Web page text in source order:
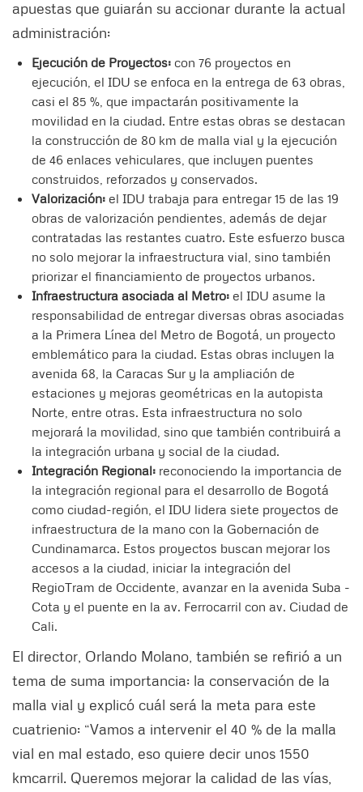
apuestas que guiarán su accionar durante la actual
administración:
Ejecución de Proyectos: con 76 proyectos en
ejecución, el IDU se enfoca en la entrega de 63 obras,
casi el 85 %, que impactarán positivamente la
movilidad en la ciudad. Entre estas obras se destacan
la construcción de 80 km de malla vial y la ejecución
de 46 enlaces vehiculares, que incluyen puentes
construidos, reforzados y conservados.
Valorización: el IDU trabaja para entregar 15 de las 19
obras de valorización pendientes, además de dejar
contratadas las restantes cuatro. Este esfuerzo busca
no solo mejorar la infraestructura vial, sino también
priorizar el financiamiento de proyectos urbanos.
Infraestructura asociada al Metro: el IDU asume la
responsabilidad de entregar diversas obras asociadas
a la Primera Línea del Metro de Bogotá, un proyecto
emblemático para la ciudad. Estas obras incluyen la
avenida 68, la Caracas Sur y la ampliación de
estaciones y mejoras geométricas en la autopista
Norte, entre otras. Esta infraestructura no solo
mejorará la movilidad, sino que también contribuirá a
la integración urbana y social de la ciudad.
Integración Regional: reconociendo la importancia de
la integración regional para el desarrollo de Bogotá
como ciudad-región, el IDU lidera siete proyectos de
infraestructura de la mano con la Gobernación de
Cundinamarca. Estos proyectos buscan mejorar los
accesos a la ciudad, iniciar la integración del
RegioTram de Occidente, avanzar en la avenida Suba -
Cota y el puente en la av. Ferrocarril con av. Ciudad de
Cali.
El director, Orlando Molano, también se refirió a un
tema de suma importancia: la conservación de la
malla vial y explicó cuál será la meta para este
cuatrienio: “Vamos a intervenir el 40 % de la malla
vial en mal estado, eso quiere decir unos 1550
kmcarril. Queremos mejorar la calidad de las vías,